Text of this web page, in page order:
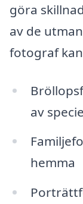
göra
av de
fotograf
av
hemma